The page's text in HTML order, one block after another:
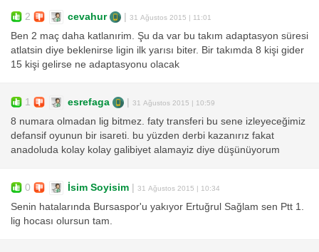
2 cevahur | 31 Ağustos 2015 | 11:01
Ben 2 maç daha katlanırim. Şu da var bu takım adaptasyon süresi
atlatsin diye beklenirse ligin ilk yarısı biter. Bir takımda 8 kişi gider
15 kişi gelirse ne adaptasyonu olacak
1 esrefaga | 31 Ağustos 2015 | 10:59
8 numara olmadan lig bitmez. faty transferi bu sene izleyeceğimiz
defansif oyunun bir isareti. bu yüzden derbi kazanırız fakat
anadoluda kolay kolay galibiyet alamayiz diye düşünüyorum
0 İsim Soyisim | 31 Ağustos 2015 | 10:34
Senin hatalarında Bursaspor'u yakıyor Ertuğrul Sağlam sen Ptt 1.
lig hocası olursun tam.